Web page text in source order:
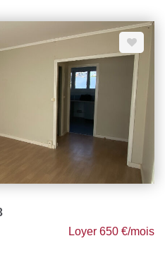
visiter, rendez-vous sur
de candidature" afin de
par mail.
Loyer 650 €/mois